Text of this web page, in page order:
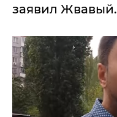
заявил Жвавый.